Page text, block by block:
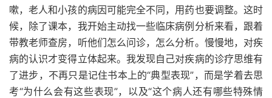
嗽，老人和小孩的病因可能完全不同，用药也要调整。这时
候，除了课本，我开始主动找一些临床病例分析来看，跟着
带教老师查房，听他们怎么问诊，怎么分析。慢慢地，对疾
病的认识才变得立体起来。我发现自己对疾病的诊疗思维有
了进步，不再只是记住书本上的“典型表现”，而是学着去思
考“为什么会有这些表现”，以及“这个病人还有哪些特殊情